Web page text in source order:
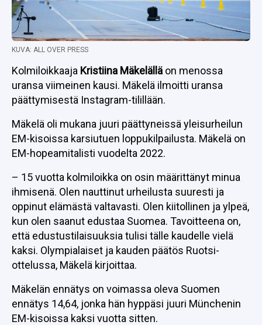
KUVA: ALL OVER PRESS
Kolmiloikkaaja Kristiina Mäkelällä on menossa
uransa viimeinen kausi. Mäkelä ilmoitti uransa
päättymisestä Instagram-tilillään.
Mäkelä oli mukana juuri päättyneissä yleisurheilun
EM-kisoissa karsiutuen loppukilpailusta. Mäkelä on
EM-hopeamitalisti vuodelta 2022.
– 15 vuotta kolmiloikka on osin määrittänyt minua
ihmisenä. Olen nauttinut urheilusta suuresti ja
oppinut elämästä valtavasti. Olen kiitollinen ja ylpeä,
kun olen saanut edustaa Suomea. Tavoitteena on,
että edustustilaisuuksia tulisi tälle kaudelle vielä
kaksi. Olympialaiset ja kauden päätös Ruotsi-
ottelussa, Mäkelä kirjoittaa.
Mäkelän ennätys on voimassa oleva Suomen
ennätys 14,64, jonka hän hyppäsi juuri Münchenin
EM-kisoissa kaksi vuotta sitten.